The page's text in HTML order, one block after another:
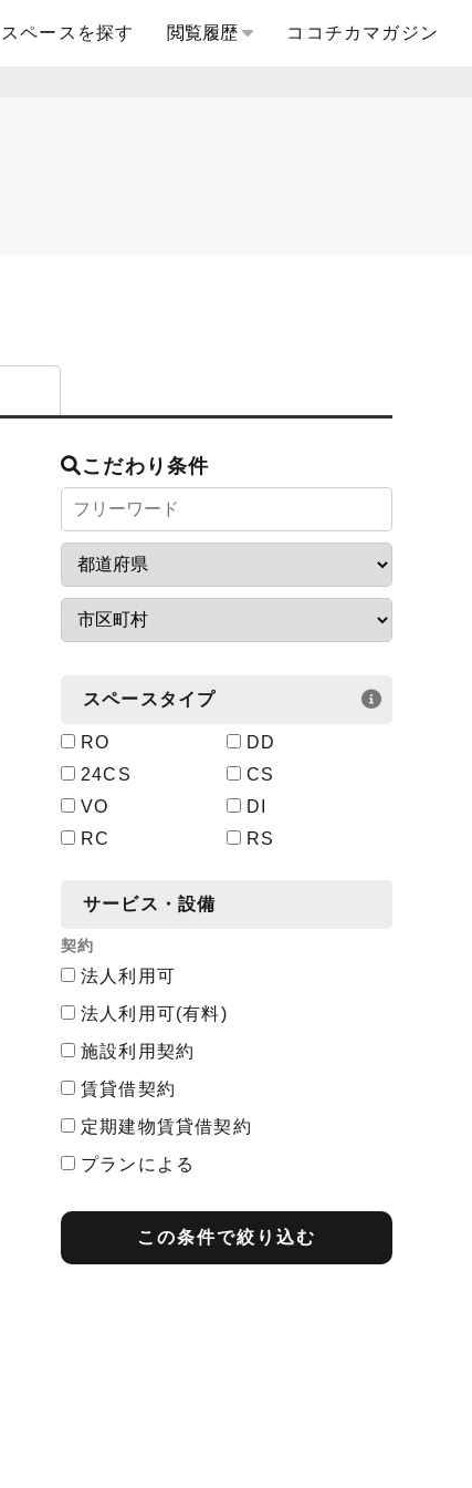
スペースを探す 閲覧履歴 ココチカマガジン
こだわり条件
スペースタイプ
RO
DD
24CS
CS
VO
DI
RC
RS
サービス・設備
契約
法人利用可
法人利用可(有料)
施設利用契約
賃貸借契約
定期建物賃貸借契約
プランによる
最短契約期間この条件で絞り込む